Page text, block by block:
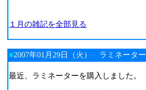
１月の雑記を全部見る
■2007年01月29日（火） ラミネーター
最近、ラミネーターを購入しました。